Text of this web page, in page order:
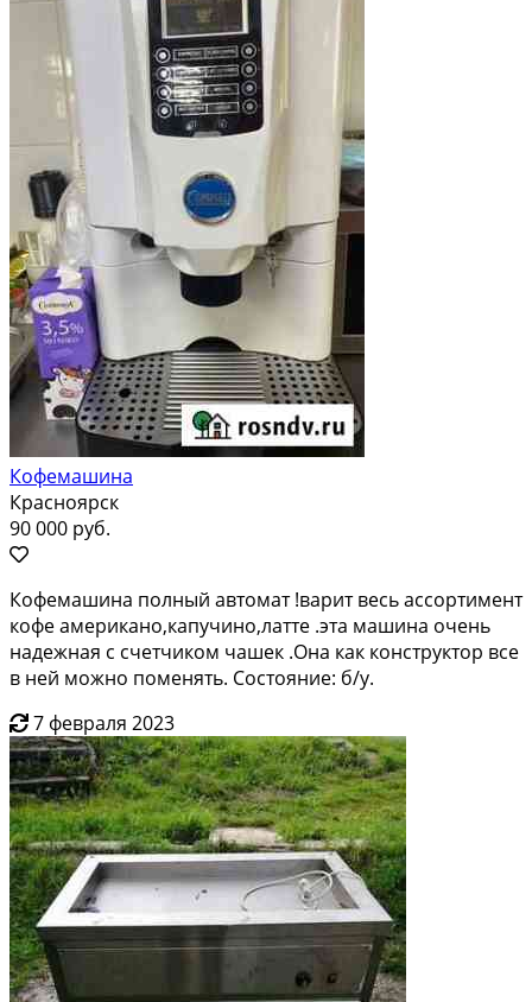
Кофемашина
Красноярск
90 000 руб.
Кофемашина полный автомат !варит весь ассортимент
кофе американо,капучино,латте .эта машина очень
надежная с счетчиком чашек .Она как конструктор все
в ней можно поменять. Состояние: б/у.
7 февраля 2023